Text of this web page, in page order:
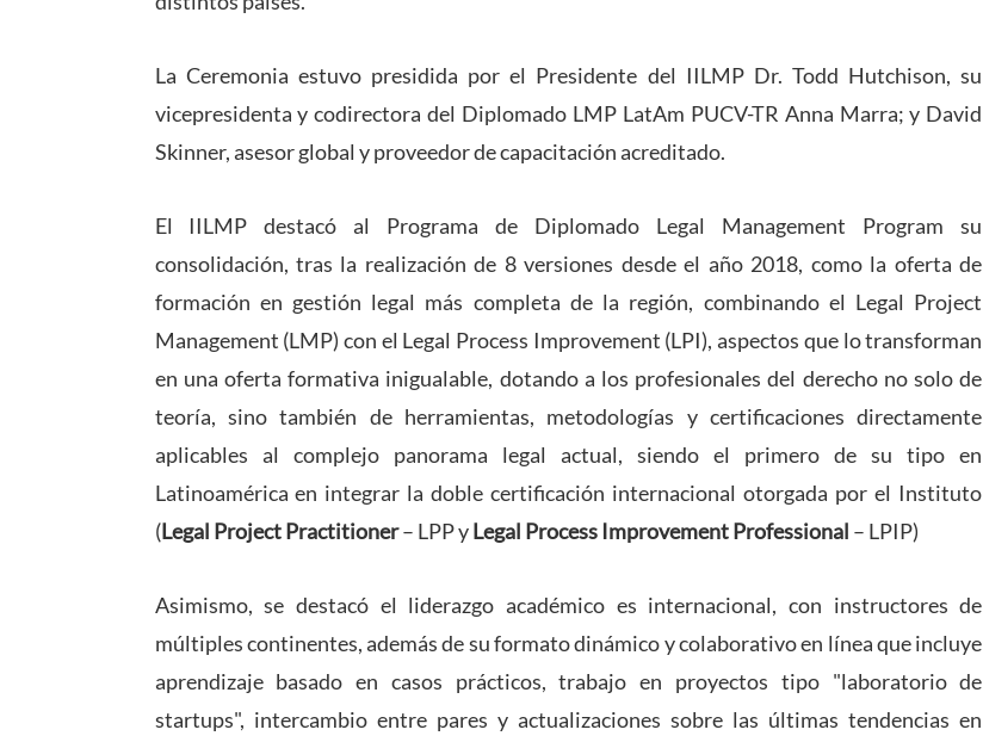
La Ceremonia estuvo presidida por el Presidente del IILMP Dr. Todd Hutchison, su
vicepresidenta y codirectora del Diplomado LMP LatAm PUCV-TR Anna Marra; y David
Skinner, asesor global y proveedor de capacitación acreditado.
El IILMP destacó al Programa de Diplomado Legal Management Program su
consolidación, tras la realización de 8 versiones desde el año 2018, como la oferta de
formación en gestión legal más completa de la región, combinando el Legal Project
Management (LMP) con el Legal Process Improvement (LPI), aspectos que lo transforman
en una oferta formativa inigualable, dotando a los profesionales del derecho no solo de
teoría, sino también de herramientas, metodologías y certificaciones directamente
aplicables al complejo panorama legal actual, siendo el primero de su tipo en
Latinoamérica en integrar la doble certificación internacional otorgada por el Instituto
(Legal Project Practitioner– LPP yLegal Process Improvement Professional – LPIP)
Asimismo, se destacó el liderazgo académico es internacional, con instructores de
múltiples continentes, además de su formato dinámico y colaborativo en línea que incluye
aprendizaje basado en casos prácticos, trabajo en proyectos tipo "laboratorio de
startups", intercambio entre pares y actualizaciones sobre las últimas tendencias en